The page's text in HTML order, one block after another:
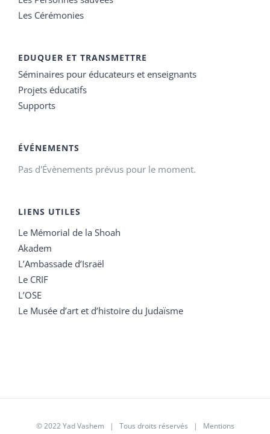
Les Cérémonies
EDUQUER ET TRANSMETTRE
Séminaires pour éducateurs et enseignants
Projets éducatifs
Supports
ÉVÉNEMENTS
Pas d'Évènements prévus pour le moment.
LIENS UTILES
Le Mémorial de la Shoah
Akadem
L’Ambassade d’Israël
Le CRIF
L’OSE
Le Musée d’art et d’histoire du Judaïsme
© 2022 Yad Vashem | Tous droits réservés | Mentions